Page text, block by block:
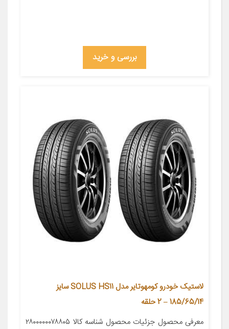
بررسی و خرید
لاستیک خودرو کومهوتایر مدل SOLUS HS11 سایز
185/65/14 – 2 حلقه
معرفی محصول جزئیات محصول شناسه کالا ۲۸۰۰۰۰۰۰۷۸۸۰۵